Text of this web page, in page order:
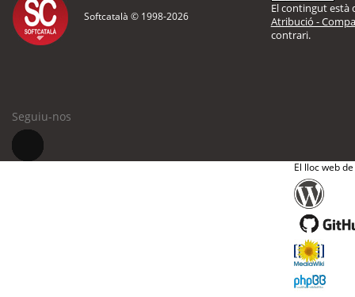
Softcatalà © 1998-2026
El contingut està
Atribució -
contrari.
Seguiu-nos
El lloc web